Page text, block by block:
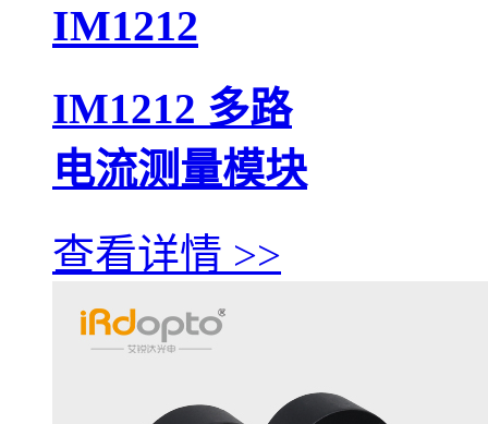
IM1212
IM1212 多路
电流测量模块
查看详情 >>